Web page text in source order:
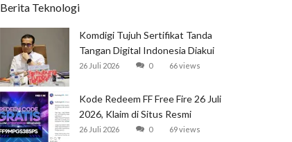
Berita Teknologi
Komdigi Tujuh Sertifikat Tanda
Tangan Digital Indonesia Diakui
Global
26 Juli 2026 0 66 views
Kode Redeem FF Free Fire 26 Juli
2026, Klaim di Situs Resmi
Garena
26 Juli 2026 0 69 views